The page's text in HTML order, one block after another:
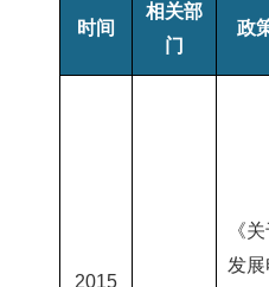
时间
相关部
门
政
2015
《
发